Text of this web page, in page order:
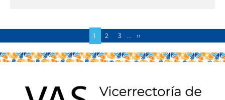
Página
actual
1 Page
2 Page
3
Siguiente
página
››